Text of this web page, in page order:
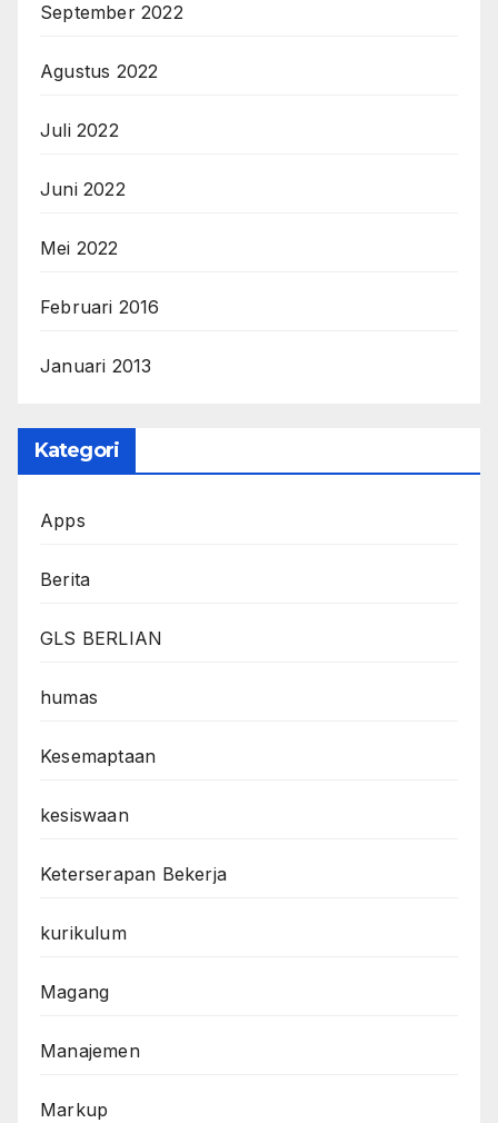
September 2022
Agustus 2022
Juli 2022
Juni 2022
Mei 2022
Februari 2016
Januari 2013
Kategori
Apps
Berita
GLS BERLIAN
humas
Kesemaptaan
kesiswaan
Keterserapan Bekerja
kurikulum
Magang
Manajemen
Markup